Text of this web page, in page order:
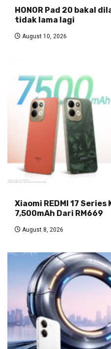
HONOR Pad 20 bakal
tidak lama lagi
August 10, 2026
Xiaomi REDMI 17
7,500mAh Dari RM669
August 8, 2026